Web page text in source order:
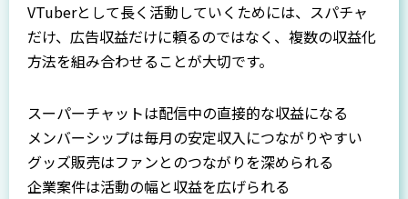
VTuberとして長く活動していくためには、スパチャ
だけ、広告収益だけに頼るのではなく、複数の収益化
方法を組み合わせることが大切です。
スーパーチャットは配信中の直接的な収益になる
メンバーシップは毎月の安定収入につながりやすい
グッズ販売はファンとのつながりを深められる
企業案件は活動の幅と収益を広げられる